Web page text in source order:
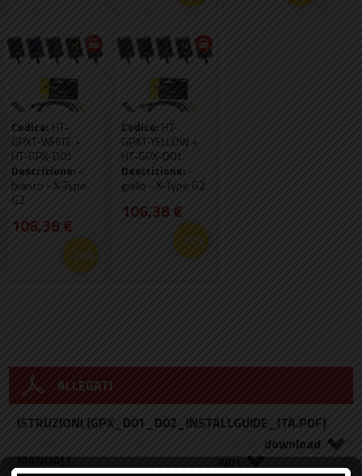
Codice: HT-
GPXT-WHITE +
HT-GPX-D01
Descrizione: -
bianco - X-Type
G2
106,38 €
-20%
Codice: HT-
GPXT-YELLOW +
HT-GPX-D01
Descrizione: -
giallo - X-Type G2
106,38 €
-20%
ALLEGATI
ISTRUZIONI (GPX_D01_D02_INSTALLGUIDE_ITA.PDF)
MANUALI